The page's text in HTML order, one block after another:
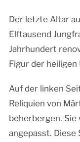
Der letzte Altar
Elftausend
Jahrhundert
Figur der heiligen
Auf der linken
Reliquien von
beherbergen. Sie
angepasst.